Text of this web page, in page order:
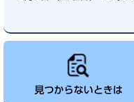
見つからないときは